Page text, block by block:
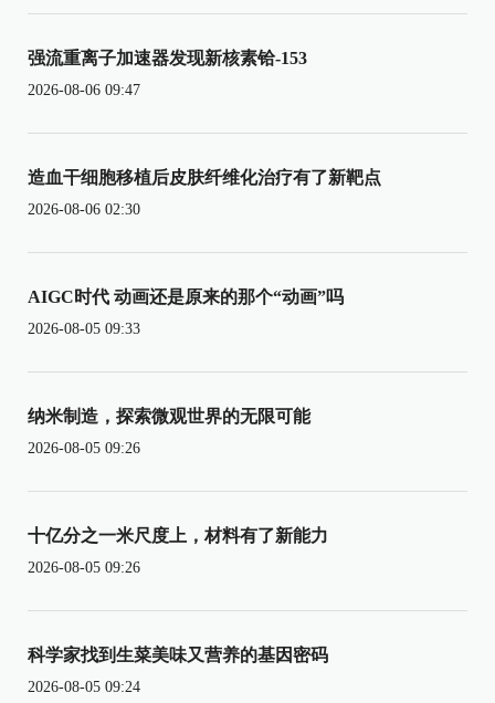
强流重离子加速器发现新核素铪-153
2026-08-06 09:47
造血干细胞移植后皮肤纤维化治疗有了新靶点
2026-08-06 02:30
AIGC时代 动画还是原来的那个“动画”吗
2026-08-05 09:33
纳米制造，探索微观世界的无限可能
2026-08-05 09:26
十亿分之一米尺度上，材料有了新能力
2026-08-05 09:26
科学家找到生菜美味又营养的基因密码
2026-08-05 09:24